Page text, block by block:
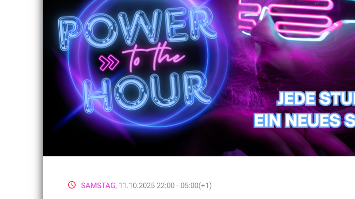
SAMSTAG, 11.10.2025 22:00 - 05:00(+1)